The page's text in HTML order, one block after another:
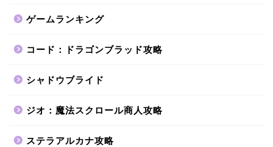
ゲームランキング
コード：ドラゴンブラッド攻略
シャドウブライド
ジオ：魔法スクロール商人攻略
ステラアルカナ攻略